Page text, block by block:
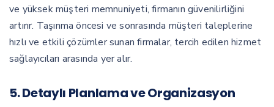
ve yüksek müşteri memnuniyeti, firmanın güvenilirliğini
artırır. Taşınma öncesi ve sonrasında müşteri taleplerine
hızlı ve etkili çözümler sunan firmalar, tercih edilen hizmet
sağlayıcıları arasında yer alır.
5.Detaylı Planlama ve Organizasyon